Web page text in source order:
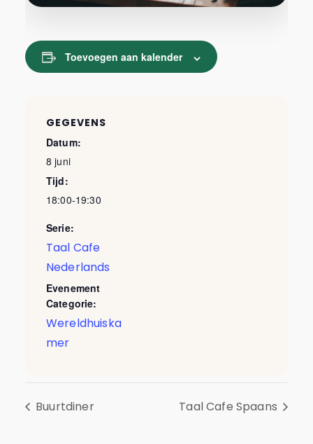
Toevoegen aan kalender
GEGEVENS
Datum:
8 juni
Tijd:
18:00-19:30
Serie:
Taal Cafe
Nederlands
Evenement
Categorie:
Wereldhuiska
mer
Buurtdiner Taal Cafe Spaans